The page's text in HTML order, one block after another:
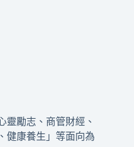
靈勵志、商管財經、
健康養生」等面向為